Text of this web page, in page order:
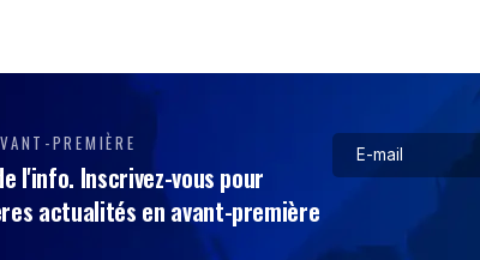
PREMIÈRE
l'info. Inscrivez-vous pour
actualités en avant-première